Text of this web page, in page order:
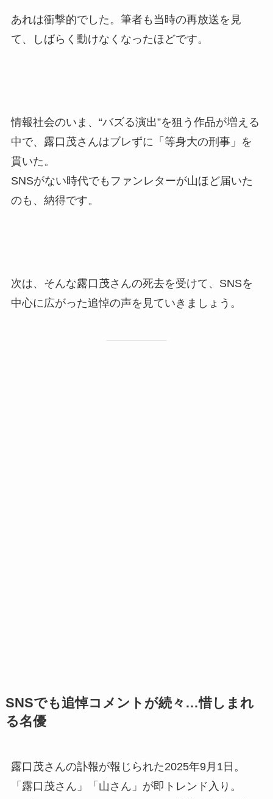
あれは衝撃的でした。筆者も当時の再放送を見
て、しばらく動けなくなったほどです。
情報社会のいま、“バズる演出”を狙う作品が増える
中で、露口茂さんはブレずに「等身大の刑事」を
貫いた。
SNSがない時代でもファンレターが山ほど届いた
のも、納得です。
次は、そんな露口茂さんの死去を受けて、SNSを
中心に広がった追悼の声を見ていきましょう。
SNSでも追悼コメントが続々…惜しまれ
る名優
露口茂さんの訃報が報じられた2025年9月1日。
「露口茂さん」「山さん」が即トレンド入り。